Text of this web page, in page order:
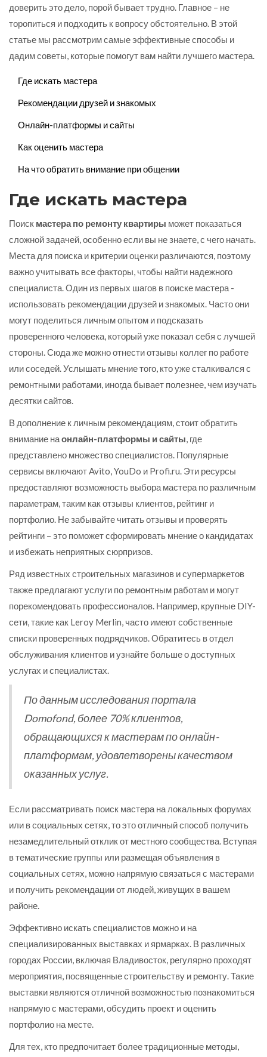
доверить это дело, порой бывает трудно. Главное – не
торопиться и подходить к вопросу обстоятельно. В этой
статье мы рассмотрим самые эффективные способы и
дадим советы, которые помогут вам найти лучшего мастера.
Где искать мастера
Рекомендации друзей и знакомых
Онлайн-платформы и сайты
Как оценить мастера
На что обратить внимание при общении
Где искать мастера
Поиск мастера по ремонту квартиры может показаться
сложной задачей, особенно если вы не знаете, с чего начать.
Места для поиска и критерии оценки различаются, поэтому
важно учитывать все факторы, чтобы найти надежного
специалиста. Один из первых шагов в поиске мастера -
использовать рекомендации друзей и знакомых. Часто они
могут поделиться личным опытом и подсказать
проверенного человека, который уже показал себя с лучшей
стороны. Сюда же можно отнести отзывы коллег по работе
или соседей. Услышать мнение того, кто уже сталкивался с
ремонтными работами, иногда бывает полезнее, чем изучать
десятки сайтов.
В дополнение к личным рекомендациям, стоит обратить
внимание наонлайн-платформы и сайты, где
представлено множество специалистов. Популярные
сервисы включают Avito, YouDo и Profi.ru. Эти ресурсы
предоставляют возможность выбора мастера по различным
параметрам, таким как отзывы клиентов, рейтинг и
портфолио. Не забывайте читать отзывы и проверять
рейтинги – это поможет сформировать мнение о кандидатах
и избежать неприятных сюрпризов.
Ряд известных строительных магазинов и супермаркетов
также предлагают услуги по ремонтным работам и могут
порекомендовать профессионалов. Например, крупные DIY-
сети, такие как Leroy Merlin, часто имеют собственные
списки проверенных подрядчиков. Обратитесь в отдел
обслуживания клиентов и узнайте больше о доступных
услугах и специалистах.
По данным исследования портала
Domofond, более 70% клиентов,
обращающихся к мастерам по онлайн-
платформам, удовлетворены качеством
оказанных услуг.
Если рассматривать поиск мастера на локальных форумах
или в социальных сетях, то это отличный способ получить
незамедлительный отклик от местного сообщества. Вступая
в тематические группы или размещая объявления в
социальных сетях, можно напрямую связаться с мастерами
и получить рекомендации от людей, живущих в вашем
районе.
Эффективно искать специалистов можно и на
специализированных выставках и ярмарках. В различных
городах России, включая Владивосток, регулярно проходят
мероприятия, посвященные строительству и ремонту. Такие
выставки являются отличной возможностью познакомиться
напрямую с мастерами, обсудить проект и оценить
портфолио на месте.
Для тех, кто предпочитает более традиционные методы,